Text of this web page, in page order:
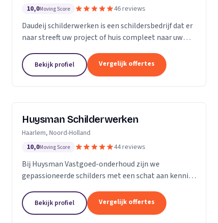
10,0Moving Score 46 reviews
Daudeij schilderwerken is een schildersbedrijf dat er
naar streeft uw project of huis compleet naar uw
werken en beschikken over goede materialen die
ons...
Bekijk profiel Vergelijk offertes
Huysman Schilderwerken
Haarlem, Noord-Holland
10,0Moving Score 44 reviews
Bij Huysman Vastgoed-onderhoud zijn we
gepassioneerde schilders met een schat aan kennis
diverse projecten en materialen, waardoor we een
breed scala...
Bekijk profiel Vergelijk offertes